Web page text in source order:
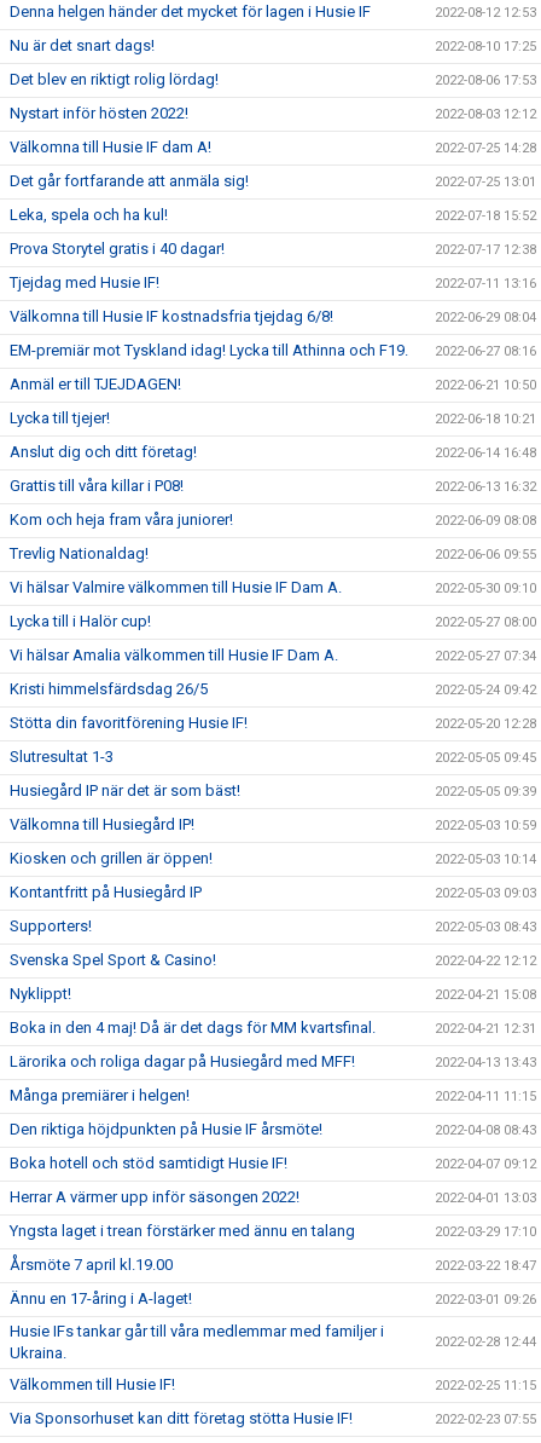
Denna helgen händer det mycket för lagen i Husie IF 2022-08-12 12:53
Nu är det snart dags! 2022-08-10 17:25
Det blev en riktigt rolig lördag! 2022-08-06 17:53
Nystart inför hösten 2022! 2022-08-03 12:12
Välkomna till Husie IF dam A! 2022-07-25 14:28
Det går fortfarande att anmäla sig! 2022-07-25 13:01
Leka, spela och ha kul! 2022-07-18 15:52
Prova Storytel gratis i 40 dagar! 2022-07-17 12:38
Tjejdag med Husie IF! 2022-07-11 13:16
Välkomna till Husie IF kostnadsfria tjejdag 6/8! 2022-06-29 08:04
EM-premiär mot Tyskland idag! Lycka till Athinna och F19. 2022-06-27 08:16
Anmäl er till TJEJDAGEN! 2022-06-21 10:50
Lycka till tjejer! 2022-06-18 10:21
Anslut dig och ditt företag! 2022-06-14 16:48
Grattis till våra killar i P08! 2022-06-13 16:32
Kom och heja fram våra juniorer! 2022-06-09 08:08
Trevlig Nationaldag! 2022-06-06 09:55
Vi hälsar Valmire välkommen till Husie IF Dam A. 2022-05-30 09:10
Lycka till i Halör cup! 2022-05-27 08:00
Vi hälsar Amalia välkommen till Husie IF Dam A. 2022-05-27 07:34
Kristi himmelsfärdsdag 26/5 2022-05-24 09:42
Stötta din favoritförening Husie IF! 2022-05-20 12:28
Slutresultat 1-3 2022-05-05 09:45
Husiegård IP när det är som bäst! 2022-05-05 09:39
Välkomna till Husiegård IP! 2022-05-03 10:59
Kiosken och grillen är öppen! 2022-05-03 10:14
Kontantfritt på Husiegård IP 2022-05-03 09:03
Supporters! 2022-05-03 08:43
Svenska Spel Sport & Casino! 2022-04-22 12:12
Nyklippt! 2022-04-21 15:08
Boka in den 4 maj! Då är det dags för MM kvartsfinal. 2022-04-21 12:31
Lärorika och roliga dagar på Husiegård med MFF! 2022-04-13 13:43
Många premiärer i helgen! 2022-04-11 11:15
Den riktiga höjdpunkten på Husie IF årsmöte! 2022-04-08 08:43
Boka hotell och stöd samtidigt Husie IF! 2022-04-07 09:12
Herrar A värmer upp inför säsongen 2022! 2022-04-01 13:03
Yngsta laget i trean förstärker med ännu en talang 2022-03-29 17:10
Årsmöte 7 april kl.19.00 2022-03-22 18:47
Ännu en 17-åring i A-laget! 2022-03-01 09:26
Husie IFs tankar går till våra medlemmar med familjer i
Ukraina.
2022-02-28 12:44
Välkommen till Husie IF! 2022-02-25 11:15
Via Sponsorhuset kan ditt företag stötta Husie IF! 2022-02-23 07:55